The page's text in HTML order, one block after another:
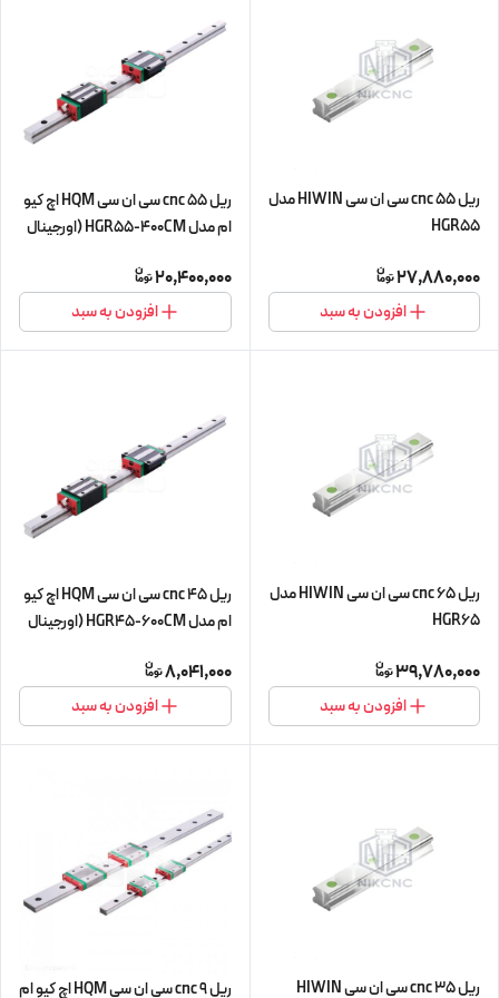
ریل 55 cnc سی ان سی HIWIN مدل
HGR55
27,880,000
افزودن به سبد
ریل 55 cnc سی ان سی HQM اچ کیو
ام مدل HGR55-400CM (اورجینال
20,400,000
افزودن به سبد
ریل 65 cnc سی ان سی HIWIN مدل
HGR65
39,780,000
افزودن به سبد
ریل 45 cnc سی ان سی HQM اچ کیو
ام مدل HGR45-600CM (اورجینال
8,041,000
افزودن به سبد
ریل 35 cnc سی ان سی HIWIN
ریل 9 cnc سی ان سی HQM اچ کیو ام